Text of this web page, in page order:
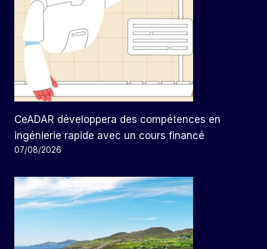
CeADAR développera des compétences en
ingénierie rapide avec un cours financé
07/08/2026